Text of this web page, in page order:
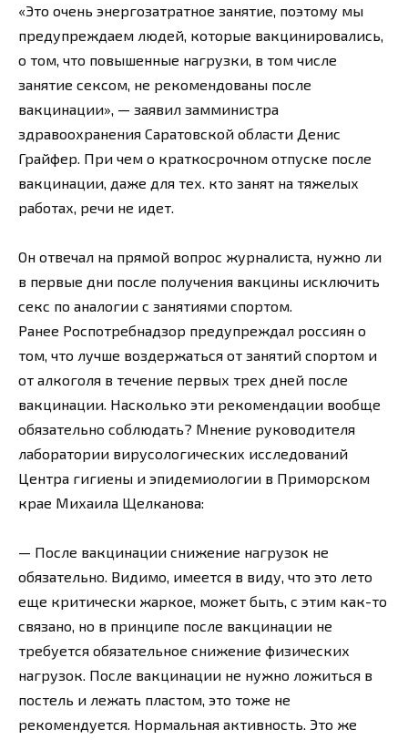
«Это очень энергозатратное занятие, поэтому мы
предупреждаем людей, которые вакцинировались,
о том, что повышенные нагрузки, в том числе
занятие сексом, не рекомендованы после
вакцинации», — заявил замминистра
здравоохранения Саратовской области Денис
Грайфер. При чем о краткосрочном отпуске после
вакцинации, даже для тех. кто занят на тяжелых
работах, речи не идет.
Он отвечал на прямой вопрос журналиста, нужно ли
в первые дни после получения вакцины исключить
секс по аналогии с занятиями спортом.
Ранее Роспотребнадзор предупреждал россиян о
том, что лучше воздержаться от занятий спортом и
от алкоголя в течение первых трех дней после
вакцинации. Насколько эти рекомендации вообще
обязательно соблюдать? Мнение руководителя
лаборатории вирусологических исследований
Центра гигиены и эпидемиологии в Приморском
крае Михаила Щелканова:
— После вакцинации снижение нагрузок не
обязательно. Видимо, имеется в виду, что это лето
еще критически жаркое, может быть, с этим как-то
связано, но в принципе после вакцинации не
требуется обязательное снижение физических
нагрузок. После вакцинации не нужно ложиться в
постель и лежать пластом, это тоже не
рекомендуется. Нормальная активность. Это же